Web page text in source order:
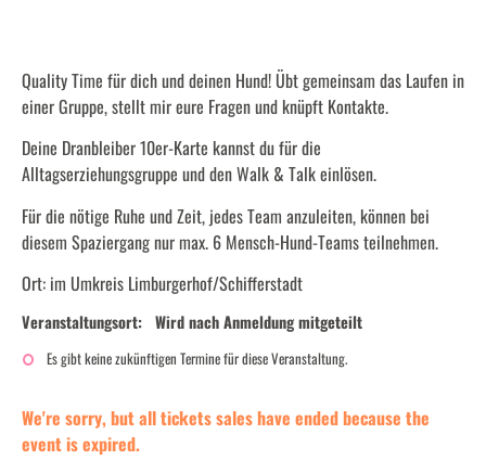
Quality Time für dich und deinen Hund! Übt gemeinsam das Laufen in
einer Gruppe, stellt mir eure Fragen und knüpft Kontakte.
Deine Dranbleiber 10er-Karte kannst du für die
Alltagserziehungsgruppe und den Walk & Talk einlösen.
Für die nötige Ruhe und Zeit, jedes Team anzuleiten, können bei
diesem Spaziergang nur max. 6 Mensch-Hund-Teams teilnehmen.
Ort: im Umkreis Limburgerhof/Schifferstadt
Veranstaltungsort: Wird nach Anmeldung mitgeteilt
Es gibt keine zukünftigen Termine für diese Veranstaltung.
We're sorry, but all tickets sales have ended because the
event is expired.